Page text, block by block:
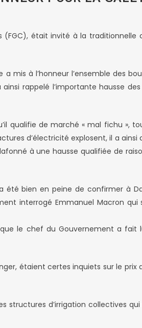
était invité à la traditionnelle
mis à l’honneur l’ensemble des
rappelé l’importante hausse
qualifie de marché « mal fichu »,
d’électricité explosent, il a
à une hausse qualifiée de
été bien en peine de confirmer à
interrogé Emmanuel Macron qui
le chef du Gouvernement a fait
étaient certes inquiets sur le
structures d’irrigation collectives